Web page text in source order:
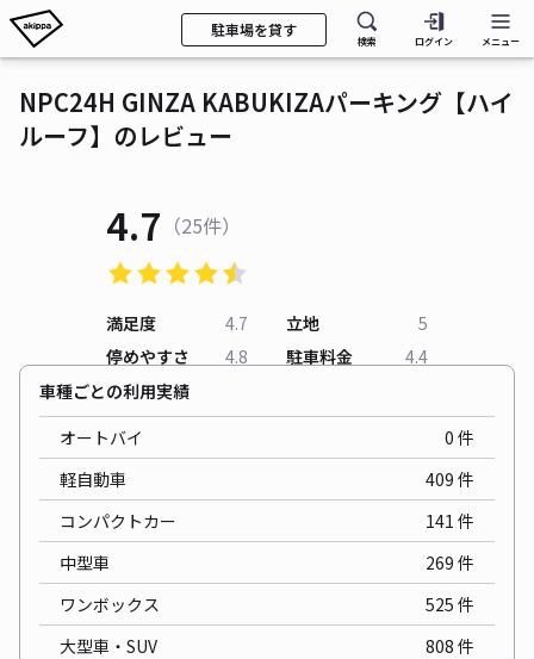
駐車場を貸す
検索 ログイン メニュー
NPC24H GINZA KABUKIZAパーキング【ハイ
ルーフ】のレビュー
4.7 （25件）
満足度 4.7 立地
5
停めやすさ
4.8 駐車料金
4.4
車種ごとの利用実績
オートバイ
0 件
軽自動車
409 件
コンパクトカー
141 件
中型車
269 件
ワンボックス
525 件
大型車・SUV
808 件